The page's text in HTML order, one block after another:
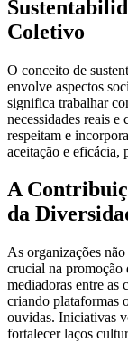
Coletivo
O conceito de
envolve aspectos
significa trabalhar
necessidades reais
respeitam e
aceitação e eficácia,
A
da
As organizações
crucial na promoção
mediadoras entre as
criando plataformas
ouvidas. Iniciativas
fortalecer laços